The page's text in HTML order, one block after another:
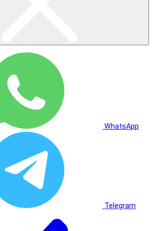
WhatsApp
Telegram